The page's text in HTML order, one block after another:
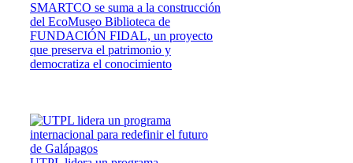
SMARTCO se suma a la construcción
del EcoMuseo Biblioteca de
FUNDACIÓN FIDAL, un proyecto
que preserva el patrimonio y
democratiza el conocimiento